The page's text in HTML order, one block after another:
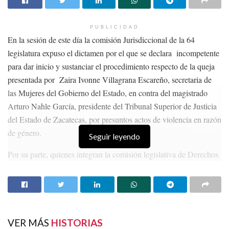
PUBLICIDAD
En la sesión de este día la comisión Jurisdiccional de la 64
legislatura expuso el dictamen por el que se declara incompetente
para dar inicio y sustanciar el procedimiento respecto de la queja
presentada por Zaira Ivonne Villagrana Escareño, secretaria de
las Mujeres del Gobierno del Estado, en contra del magistrado
Arturo Nahle García, presidente del Tribunal Superior de Justicia
del Estado de Zacatecas, por presuntos actos de violencia en razón
de género.
Por su parte, quienes integran la comisión legislativa de Derechos
hace una invitación al subsecretario de Derechos Humanos,
Población y Migración, Alejandro Encinas Rodríguez, de la
Zacatecas.
Seguir leyendo
VER MÁS HISTORIAS